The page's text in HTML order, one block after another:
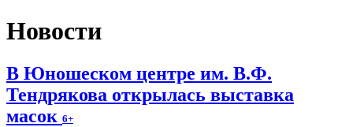
Новости
В Юношеском центре им. В.Ф.
Тендрякова открылась выставка
масок 6+